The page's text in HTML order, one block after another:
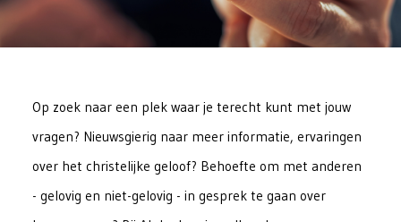
Op zoek naar een plek waar je terecht kunt met jouw
vragen? Nieuwsgierig naar meer informatie, ervaringen
over het christelijke geloof? Behoefte om met anderen
- gelovig en niet-gelovig - in gesprek te gaan over